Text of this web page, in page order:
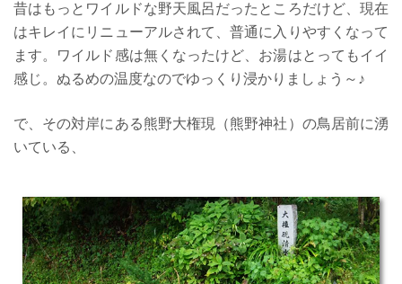
昔はもっとワイルドな野天風呂だったところだけど、現在
はキレイにリニューアルされて、普通に入りやすくなって
ます。ワイルド感は無くなったけど、お湯はとってもイイ
感じ。ぬるめの温度なのでゆっくり浸かりましょう～♪
で、その対岸にある熊野大権現（熊野神社）の鳥居前に湧
いている、